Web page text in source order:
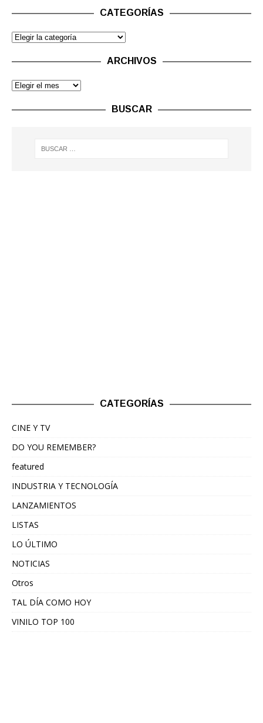
CATEGORÍAS
ARCHIVOS
BUSCAR
CATEGORÍAS
CINE Y TV
DO YOU REMEMBER?
featured
INDUSTRIA Y TECNOLOGÍA
LANZAMIENTOS
LISTAS
LO ÚLTIMO
NOTICIAS
Otros
TAL DÍA COMO HOY
VINILO TOP 100